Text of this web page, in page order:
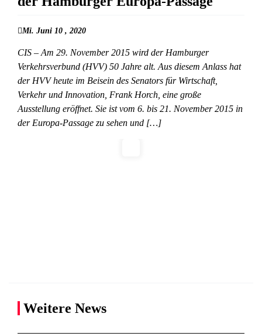
Mi. Juni 10 , 2020
CIS – Am 29. November 2015 wird der Hamburger
Verkehrsverbund (HVV) 50 Jahre alt. Aus diesem Anlass hat
der HVV heute im Beisein des Senators für Wirtschaft,
Verkehr und Innovation, Frank Horch, eine große
Ausstellung eröffnet. Sie ist vom 6. bis 21. November 2015 in
der Europa-Passage zu sehen und […]
Weitere News